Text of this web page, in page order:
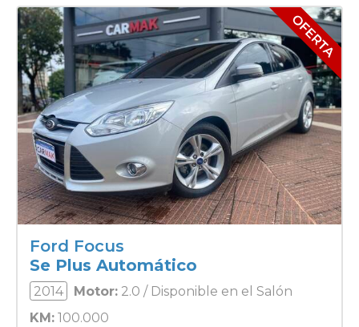
Ford Focus
Se Plus Automático
2014 Motor: 2.0 / Disponible en el Salón
KM: 100.000